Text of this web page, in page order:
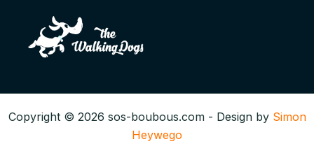
Copyright © 2026 sos-boubous.com - Design by Simon
Heywego